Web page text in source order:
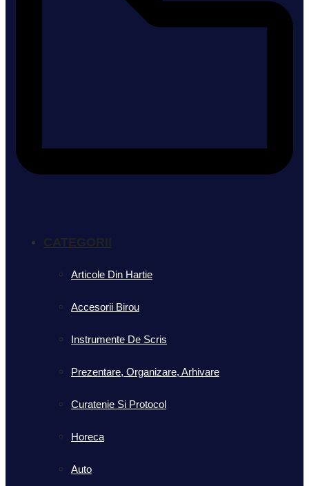
Articole Din Hartie
Accesorii Birou
Instrumente De Scris
Prezentare, Organizare, Arhivare
Curatenie Si Protocol
Horeca
Auto